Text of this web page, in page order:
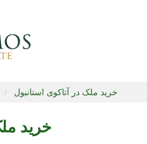
خرید ملک در آتاکوی استانبول
خرید